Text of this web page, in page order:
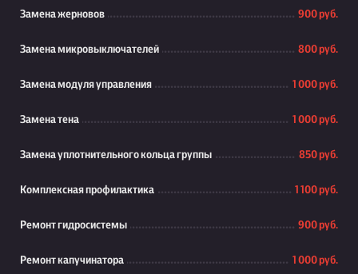
Замена жерновов 900 руб.
Замена микровыключателей 800 руб.
Замена модуля управления 1 000 руб.
Замена тена 1 000 руб.
Замена уплотнительного кольца группы 850 руб.
Комплексная профилактика 1 100 руб.
Ремонт гидросистемы 900 руб.
Ремонт капучинатора 1 000 руб.